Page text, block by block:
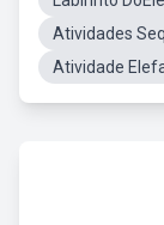
Atividades
Atividade